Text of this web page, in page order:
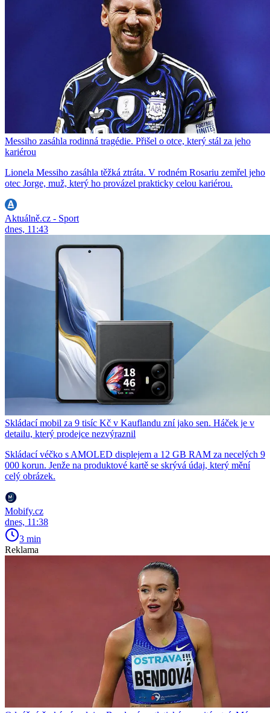
Messiho zasáhla rodinná tragédie. Přišel o otce, který stál za jeho
kariérou
Lionela Messiho zasáhla těžká ztráta. V rodném Rosariu zemřel jeho
otec Jorge, muž, který ho provázel prakticky celou kariérou.
Aktuálně.cz - Sport
dnes, 11:43
Skládací mobil za 9 tisíc Kč v Kauflandu zní jako sen. Háček je v
detailu, který prodejce nezvýraznil
Skládací véčko s AMOLED displejem a 12 GB RAM za necelých 9
000 korun. Jenže na produktové kartě se skrývá údaj, který mění
celý obrázek.
Mobify.cz
dnes, 11:38
3 min
Reklama